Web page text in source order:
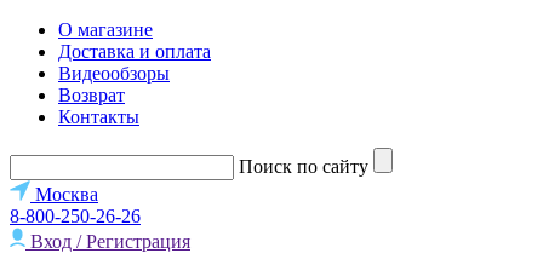
О магазине
Доставка и оплата
Видеообзоры
Возврат
Контакты
Поиск по сайту
Москва
8-800-250-26-26
Вход / Регистрация